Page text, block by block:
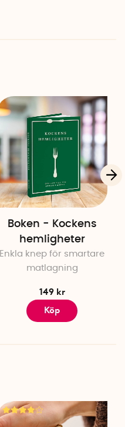
Boken - Kockens
hemligheter
Enkla knep för smartare
matlagning
149 kr
Köp